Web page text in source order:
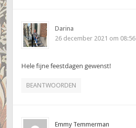
Darina
26 december 2021 om 08:56
Hele fijne feestdagen gewenst!
BEANTWOORDEN
Emmy Temmerman